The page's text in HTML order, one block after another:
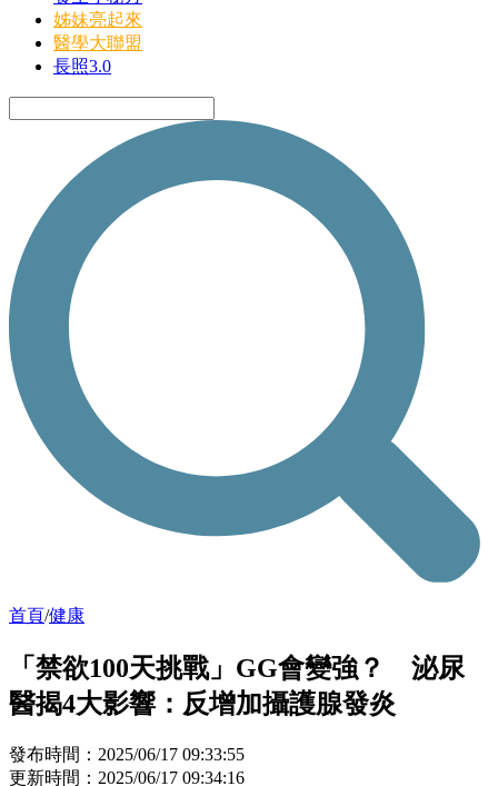
姊妹亮起來
醫學大聯盟
長照3.0
首頁/健康
「禁欲100天挑戰」GG會變強？ 泌尿
醫揭4大影響：反增加攝護腺發炎
發布時間：2025/06/17 09:33:55
更新時間：2025/06/17 09:34:16